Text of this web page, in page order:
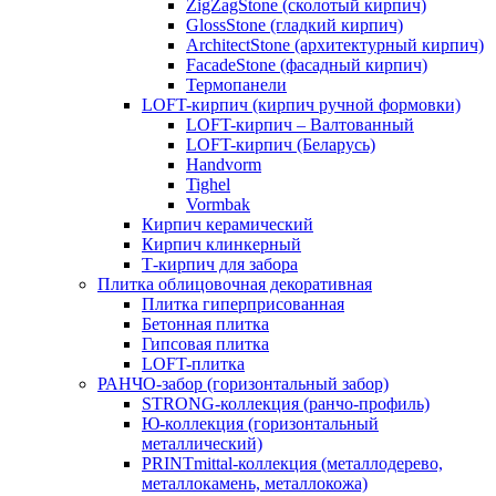
ZigZagStone (сколотый кирпич)
GlossStone (гладкий кирпич)
ArchitectStone (архитектурный кирпич)
FacadeStone (фасадный кирпич)
Термопанели
LOFT-кирпич (кирпич ручной формовки)
LOFT-кирпич – Валтованный
LOFT-кирпич (Беларусь)
Handvorm
Tighel
Vormbak
Кирпич керамический
Кирпич клинкерный
Т-кирпич для забора
Плитка облицовочная декоративная
Плитка гиперприсованная
Бетонная плитка
Гипсовая плитка
LOFT-плитка
РАНЧО-забор (горизонтальный забор)
STRONG-коллекция (ранчо-профиль)
Ю-коллекция (горизонтальный
металлический)
PRINTmittal-коллекция (металлодерево,
металлокамень, металлокожа)